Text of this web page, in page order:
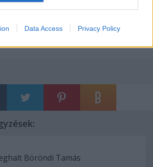
Data Access Privacy Policy
Böröndi Tamás